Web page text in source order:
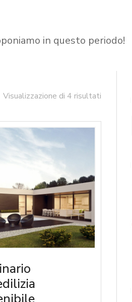
in questo periodo!
Visualizzazione di 4 risultati